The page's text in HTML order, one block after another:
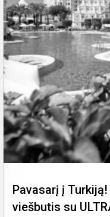
Pavasarį į
viešbutis su